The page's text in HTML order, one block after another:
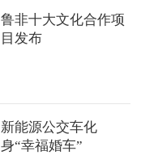
鲁非十大文化合作项
目发布
新能源公交车化
身“幸福婚车”